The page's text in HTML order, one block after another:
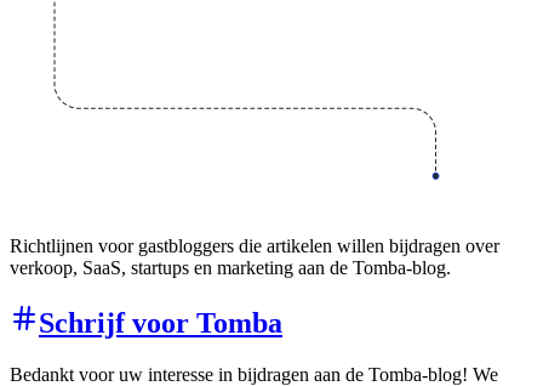
Richtlijnen voor gastbloggers die artikelen willen bijdragen over
verkoop, SaaS, startups en marketing aan de Tomba-blog.
Schrijf voor Tomba
Bedankt voor uw interesse in bijdragen aan de Tomba-blog! We